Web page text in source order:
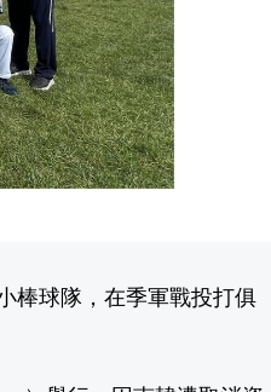
棒球隊，在季軍戰投打俱